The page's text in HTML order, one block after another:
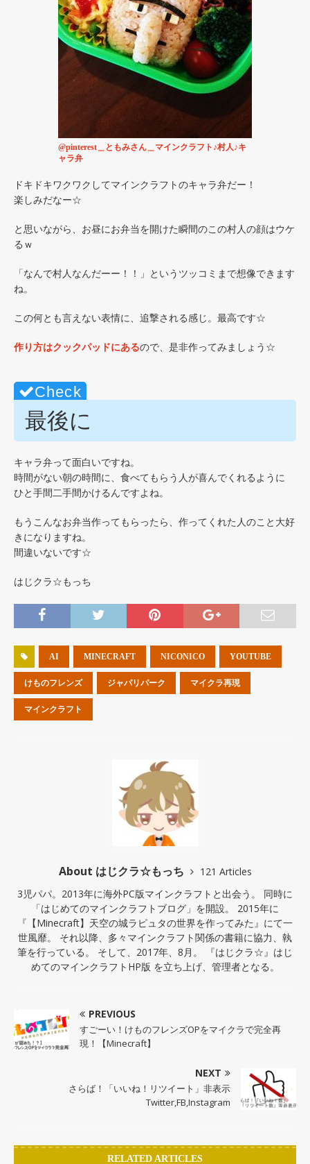
@pinterest＿ともみさん＿マインクラフト♪村人♪キ
ャラ弁
ドキドキワクワクしてマインクラフトのキャラ弁だー！
楽しみだなー☆
と思いながら、お昼にお弁当を開けた瞬間のこの村人の顔はウケ
るｗ
「なんで村人なんだーー！！」というツッコミまで想像できます
ね。
この何とも言えない表情に、追撃される感じ。最高です☆
作り方はクックパッドにあるので、是非作ってみましょう☆
最後に
キャラ弁って面白いですね。
時間がない朝の時間に、食べてもらう人が喜んでくれるように
ひと手間二手間かけるんですよね。
もうこんなお弁当作ってもらったら、作ってくれた人のこと大好
きになりますね。
間違いないです☆
はじクラ☆もっち
AI MINECRAFT NICONICO YOUTUBE
けものフレンズ ジャパリパーク マイクラ再現
マインクラフト
About はじクラ☆もっち
121 Articles
3児パパ。2013年に海外PC版マインクラフトと出会う。 同時に
「はじめてのマインクラフトブログ」を開設。 2015年に
『【Minecraft】天空の城ラピュタの世界を作ってみた』にて一
世風靡。 それ以降、多々マインクラフト関係の書籍に協力、執
筆を行っている。 そして、2017年、8月。 『はじクラ☆』はじ
めてのマインクラフトHP版 を立ち上げ、管理者となる。
PREVIOUS
すごーい！けものフレンズOPをマイクラで完全再
現！【Minecraft】
NEXT
さらば！「いいね！リツイート」非表示
Twitter,FB,Instagram
RELATED ARTICLES